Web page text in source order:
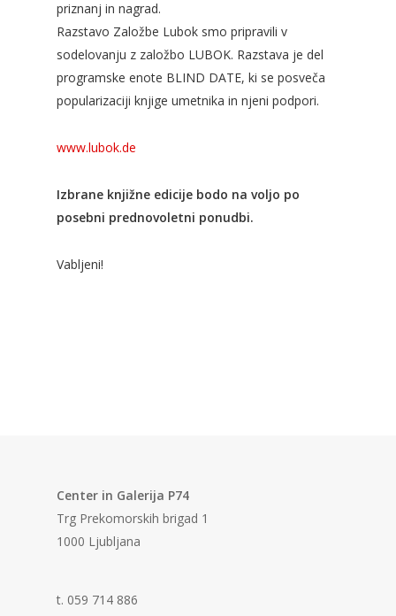
priznanj in nagrad.
Razstavo Založbe Lubok smo pripravili v
sodelovanju z založbo LUBOK. Razstava je del
programske enote BLIND DATE, ki se posveča
popularizaciji knjige umetnika in njeni podpori.
www.lubok.de
Izbrane knjižne edicije bodo na voljo po
posebni prednovoletni ponudbi.
Vabljeni!
Center in Galerija P74
Trg Prekomorskih brigad 1
1000 Ljubljana
t. 059 714 886